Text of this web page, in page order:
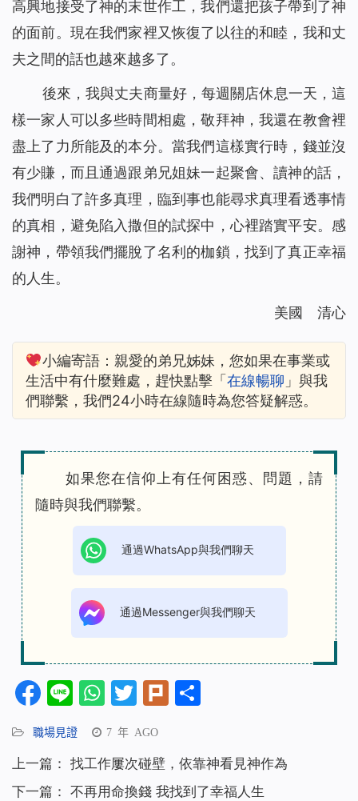
高興地接受了神的末世作工，我們還把孩子帶到了神
的面前。現在我們家裡又恢復了以往的和睦，我和丈
夫之間的話也越來越多了。
後來，我與丈夫商量好，每週關店休息一天，這
樣一家人可以多些時間相處，敬拜神，我還在教會裡
盡上了力所能及的本分。當我們這樣實行時，錢並沒
有少賺，而且通過跟弟兄姐妹一起聚會、讀神的話，
我們明白了許多真理，臨到事也能尋求真理看透事情
的真相，避免陷入撒但的試探中，心裡踏實平安。感
謝神，帶領我們擺脫了名利的枷鎖，找到了真正幸福
的人生。
美國 清心
小編寄語：親愛的弟兄姊妹，您如果在事業或
生活中有什麼難處，趕快點擊「 在線暢聊 」與我
們聯繫，我們24小時在線隨時為您答疑解惑。
如果您在信仰上有任何困惑、問題，請
隨時與我們聯繫。
通過WhatsApp與我們聊天
通過Messenger與我們聊天
Facebook
LineWhatsApp
Twitter
Plurk
職場見證 7 年 AGO
上一篇： 找工作屢次碰壁，依靠神看見神作為
下一篇： 不再用命換錢 我找到了幸福人生